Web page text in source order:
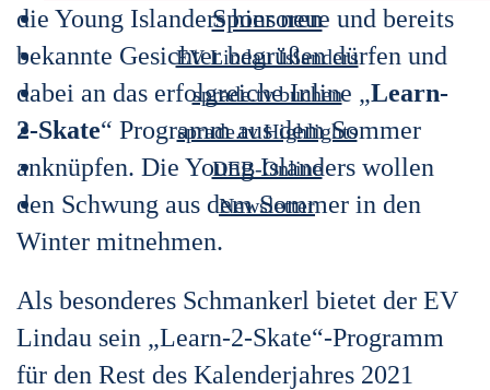
Sponsoren
EV Lindau Islanders
sprade.tv buchen
sprade.tv Highlights
DEB-Online
Newsletter
die Young Islanders hier neue und bereits
bekannte Gesichter begrüßen dürfen und
dabei an das erfolgreiche Inline „Learn-
2-Skate“ Programm aus dem Sommer
anknüpfen. Die Young Islanders wollen
den Schwung aus dem Sommer in den
Winter mitnehmen.
Als besonderes Schmankerl bietet der EV
Lindau sein „Learn-2-Skate“-Programm
für den Rest des Kalenderjahres 2021